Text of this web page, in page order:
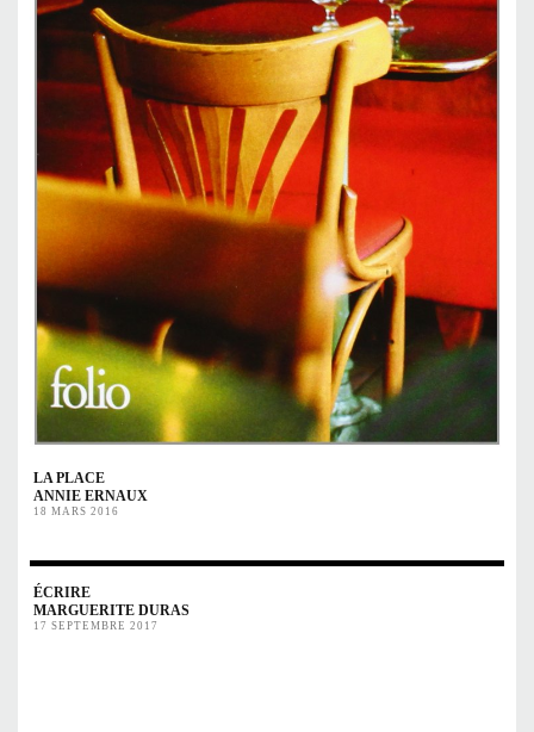
LA PLACE
ANNIE ERNAUX
18 MARS 2016
ÉCRIRE
MARGUERITE DURAS
17 SEPTEMBRE 2017